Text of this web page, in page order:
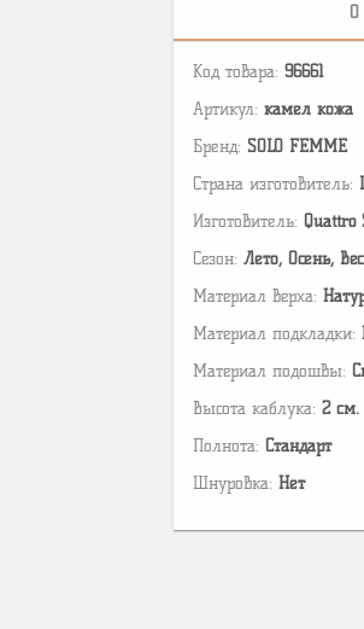
О
Код товара: 96661
Артикул: камел кожа
Бренд: SOLO FEMME
Страна изготовитель:
Изготовитель: Quattro
Сезон: Лето, Осень,
Материал верха:
Материал подкладки:
Материал подошвы:
Высота каблука: 2 см.
Полнота: Стандарт
Шнуровка: Нет